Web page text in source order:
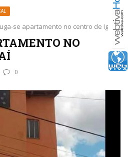
se apartamento no centro de Iguaí
NO
0